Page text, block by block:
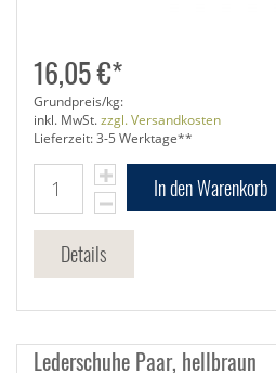
16,05 €*
Grundpreis/kg:
inkl. MwSt.zzgl. Versandkosten
Lieferzeit: 3-5 Werktage**
In den Warenkorb
Details
Lederschuhe Paar, hellbraun